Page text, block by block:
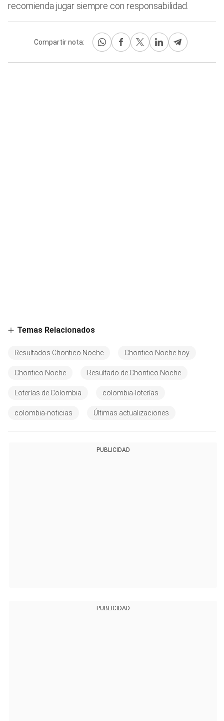
recomienda jugar siempre con responsabilidad.
Compartir nota:
Temas Relacionados
Resultados Chontico Noche Chontico Noche hoy
Chontico Noche Resultado de Chontico Noche
Loterías de Colombia colombia-loterías
colombia-noticias Últimas actualizaciones
PUBLICIDAD
PUBLICIDAD